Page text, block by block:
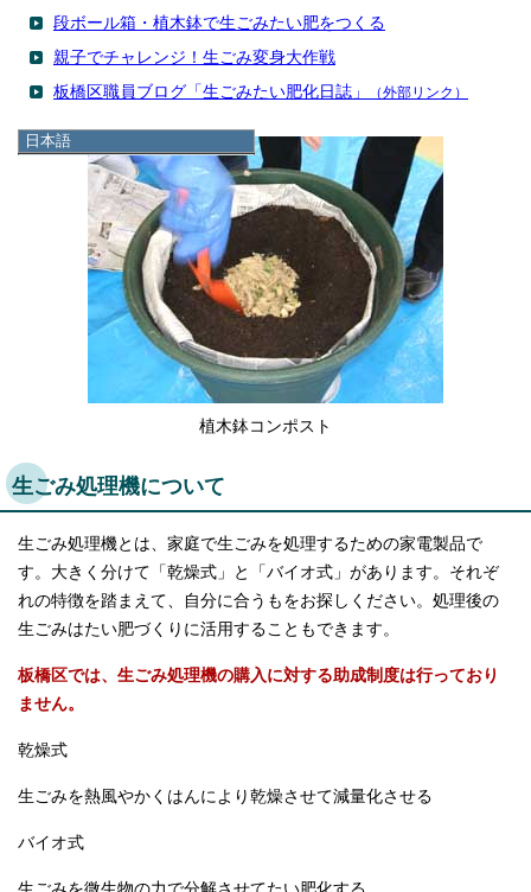
日本語
段ボール箱・植木鉢で生ごみたい肥をつくる
親子でチャレンジ！生ごみ変身大作戦
板橋区職員ブログ「生ごみたい肥化日誌」
（外部リンク）
植木鉢コンポスト
生ごみ処理機について
生ごみ処理機とは、家庭で生ごみを処理するための家電製品で
す。大きく分けて「乾燥式」と「バイオ式」があります。それぞ
れの特徴を踏まえて、自分に合うもをお探しください。処理後の
生ごみはたい肥づくりに活用することもできます。
板橋区では、生ごみ処理機の購入に対する助成制度は行っており
ません。
乾燥式
生ごみを熱風やかくはんにより乾燥させて減量化させる
バイオ式